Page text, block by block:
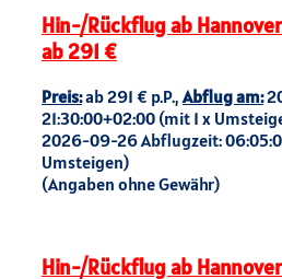
Hin-/Rückflug ab
ab 291 €
Preis:ab 291 € p.P., Abflug am:
21:30:00+02:00 (mit 1 x
2026-09-26 Abflugzeit:
Umsteigen)
(Angaben ohne Gewähr)
Hin-/Rückflug ab